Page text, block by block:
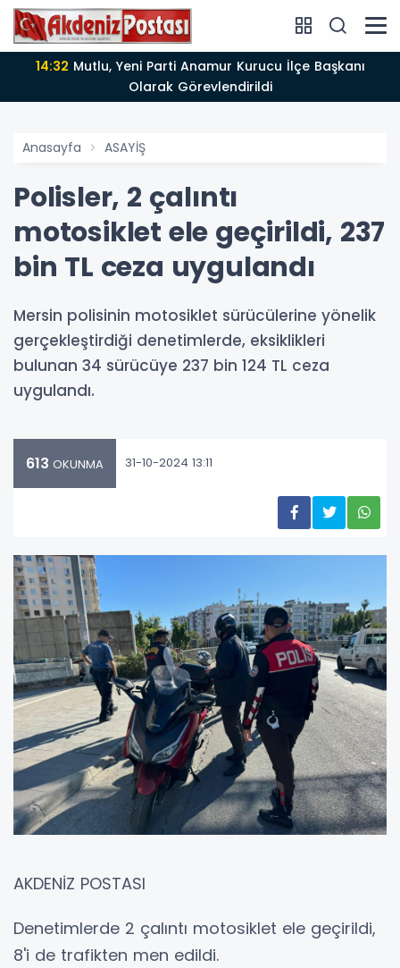
14:12Anamur'da Kasten öldürmeye teşebbüs şüphelisi
tutuklandı
Anasayfa ASAYİŞ
Polisler, 2 çalıntı
motosiklet ele geçirildi, 237
bin TL ceza uygulandı
Mersin polisinin motosiklet sürücülerine yönelik
gerçekleştirdiği denetimlerde, eksiklikleri
bulunan 34 sürücüye 237 bin 124 TL ceza
uygulandı.
613 OKUNMA 31-10-2024 13:11
AKDENİZ POSTASI
Denetimlerde 2 çalıntı motosiklet ele geçirildi,
8'i de trafikten men edildi.